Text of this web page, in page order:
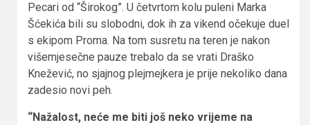
Pecari od “Širokog”. U četvrtom kolu puleni Marka
Šćekića bili su slobodni, dok ih za vikend očekuje duel
s ekipom Proma. Na tom susretu na teren je nakon
višemjesečne pauze trebalo da se vrati Draško
Knežević, no sjajnog plejmejkera je prije nekoliko dana
zadesio novi peh.
“Nažalost, neće me biti još neko vrijeme na